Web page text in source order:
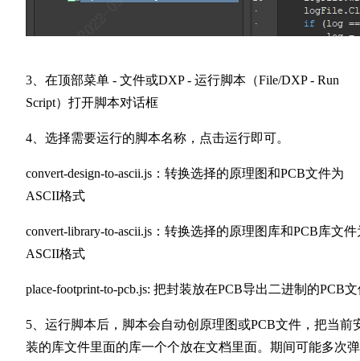
3、在顶部菜单 - 文件或DXP - 运行脚本（File/DXP - Run
Script）打开脚本对话框
4、选择需要运行的脚本名称，点击运行即可。
convert-design-to-ascii.js：转换选择的原理图和PCB文件为
ASCII格式
convert-library-to-ascii.js：转换选择的原理图库和PCB库文件
ASCII格式
place-footprint-to-pcb.js: 把封装放在PCB导出二进制的PCB
5、运行脚本后，脚本会自动创原理图或PCB文件，把当前
装的库文件里面的库一个个放在文档里面。期间可能多次弹